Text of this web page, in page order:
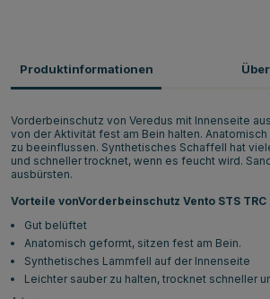
Produktinformationen
Vorderbeinschutz von Veredus mit Innenseite
von der Aktivität fest am Bein halten.
zu beeinflussen. Synthetisches Schaffell hat
und schneller trocknet, wenn es feucht wird.
ausbürsten.
Vorteile vonVorderbeinschutz Vento STS TRC
Gut belüftet
Anatomisch geformt, sitzen fest am Bein.
Synthetisches Lammfell auf der Innenseite
Leichter sauber zu halten, trocknet schneller